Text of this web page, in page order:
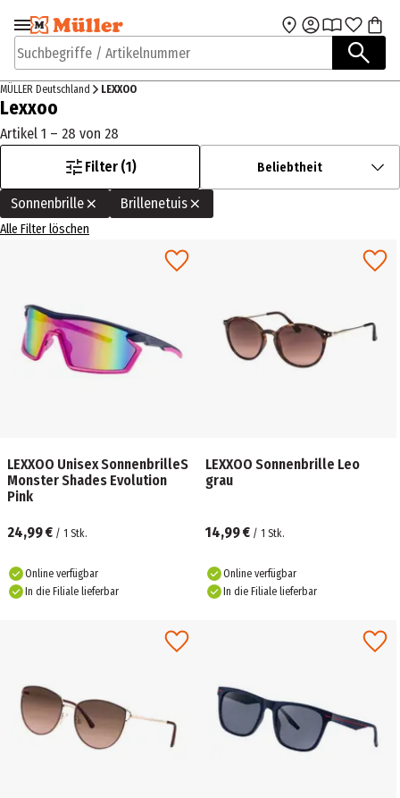
Zur Navigation
springen
Zum Hauptinhalt
Suchbegriffe / Artikelnummer
MÜLLER Deutschland LEXXOO
Lexxoo
Artikel 1 – 28 von 28
Filter (1)
Beliebtheit
Sonnenbrille Brillenetuis
Alle Filter löschen
LEXXOO Unisex SonnenbrilleS
Monster Shades Evolution
Pink
24,99 € / 1 Stk.
Online verfügbar
In die Filiale lieferbar
LEXXOO Sonnenbrille Leo
grau
14,99 € / 1 Stk.
Online verfügbar
In die Filiale lieferbar